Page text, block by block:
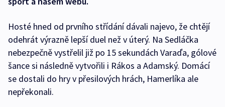
Hosté hned od prvního střídání dávali najevo, že chtějí
odehrát výrazně lepší duel než v úterý. Na Sedláčka
nebezpečně vystřelil již po 15 sekundách Varaďa, gólové
šance si následně vytvořili i Rákos a Adamský. Domácí
se dostali do hry v přesilových hrách, Hamerlíka ale
nepřekonali.